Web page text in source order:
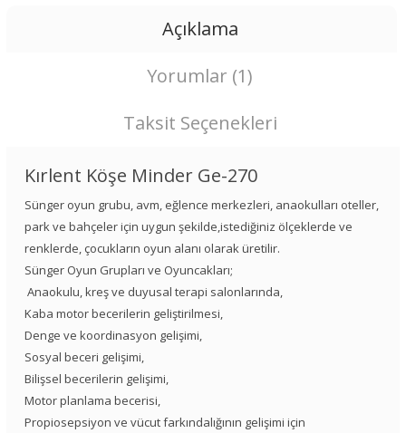
Açıklama
Yorumlar (1)
Taksit Seçenekleri
Kırlent Köşe Minder Ge-270
Sünger oyun grubu, avm, eğlence merkezleri, anaokulları oteller,
park ve bahçeler için uygun şekilde,istediğiniz ölçeklerde ve
renklerde, çocukların oyun alanı olarak üretilir.
Sünger Oyun Grupları ve Oyuncakları;
Anaokulu, kreş ve duyusal terapi salonlarında,
Kaba motor becerilerin geliştirilmesi,
Denge ve koordinasyon gelişimi,
Sosyal beceri gelişimi,
Bilişsel becerilerin gelişimi,
Motor planlama becerisi,
Propiosepsiyon ve vücut farkındalığının gelişimi için